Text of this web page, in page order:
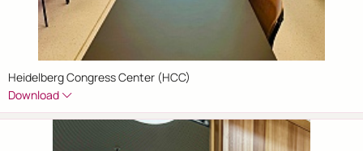
Heidelberg Congress Center (HCC)
Download